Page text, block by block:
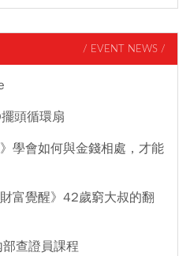
/ EVENT NEWS /
頭循環扇
學會如何與金錢相處，才能
富覺醒》42歲窮大叔的翻
查證員課程